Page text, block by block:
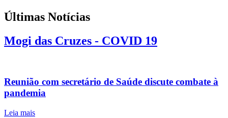
Últimas Notícias
Mogi das Cruzes - COVID 19
Reunião com secretário de Saúde discute combate à
pandemia
Leia mais